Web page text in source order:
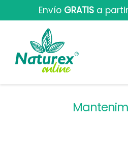
Envío GRATISa partir